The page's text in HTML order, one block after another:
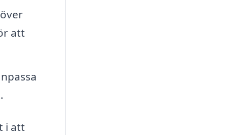
att
i att